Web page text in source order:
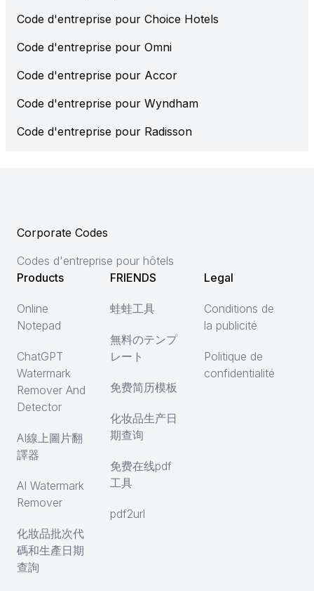
Code d'entreprise pour Choice Hotels
Code d'entreprise pour Omni
Code d'entreprise pour Accor
Code d'entreprise pour Wyndham
Code d'entreprise pour Radisson
Corporate Codes
Codes d'entreprise pour hôtels
Products
Online
Notepad
ChatGPT
Watermark
Remover And
Detector
AI線上圖片翻
譯器
AI Watermark
Remover
化妝品批次代
碼和生產日期
查詢
FRIENDS
蛙蛙工具
無料のテンプ
レート
免费简历模板
化妆品生产日
期查询
免费在线pdf
工具
pdf2url
Legal
Conditions de
la publicité
Politique de
confidentialité